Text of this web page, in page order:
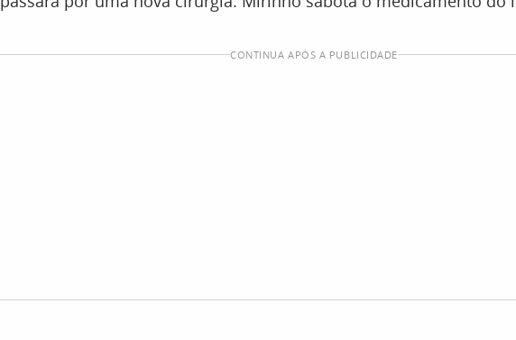
CONTINUA APÓS A PUBLICIDADE